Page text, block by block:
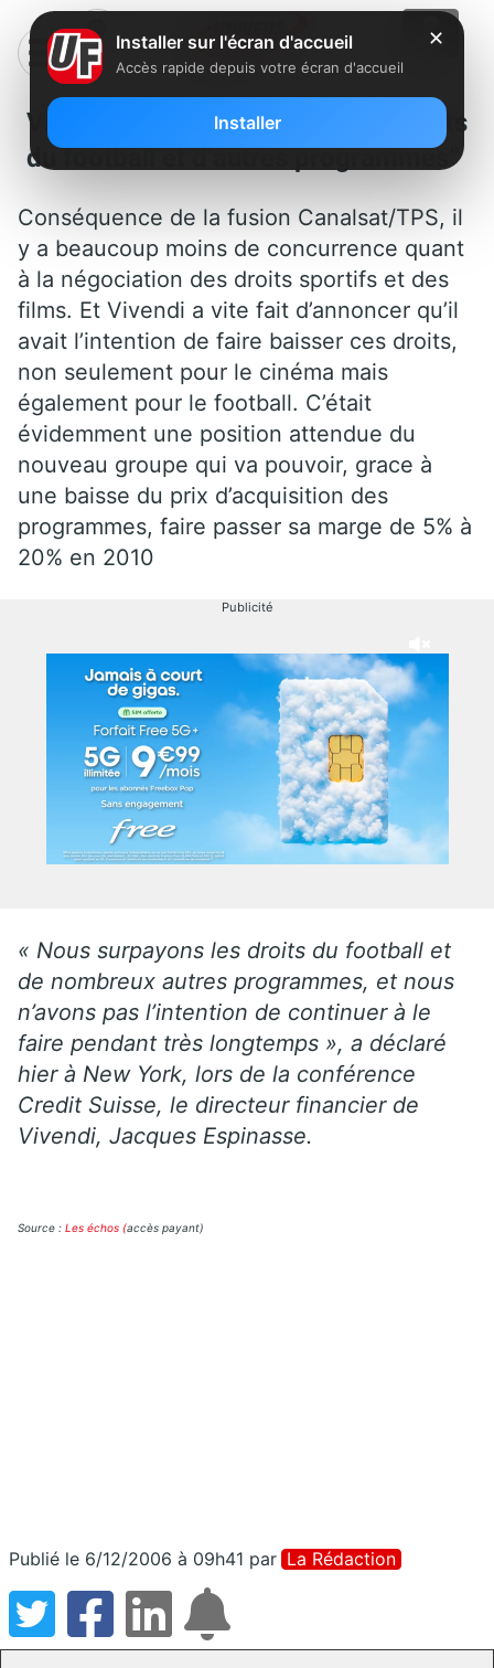
Vivendi : “Nous surpayons les droits
du football et d’autres programmes”
Conséquence de la fusion Canalsat/TPS, il
y a beaucoup moins de concurrence quant
à la négociation des droits sportifs et des
films. Et Vivendi a vite fait d’annoncer qu’il
avait l’intention de faire baisser ces droits,
non seulement pour le cinéma mais
également pour le football. C’était
évidemment une position attendue du
nouveau groupe qui va pouvoir, grace à
une baisse du prix d’acquisition des
programmes, faire passer sa marge de 5% à
20% en 2010
Publicité
« Nous surpayons les droits du football et
de nombreux autres programmes, et nous
n’avons pas l’intention de continuer à le
faire pendant très longtemps », a déclaré
hier à New York, lors de la conférence
Credit Suisse, le directeur financier de
Vivendi, Jacques Espinasse.
Source : Les échos (accès payant)
Publié le 6/12/2006 à 09h41 par La Rédaction
✕
Installer sur l'écran d'accueil
Accès rapide depuis votre écran d'accueil
Installer